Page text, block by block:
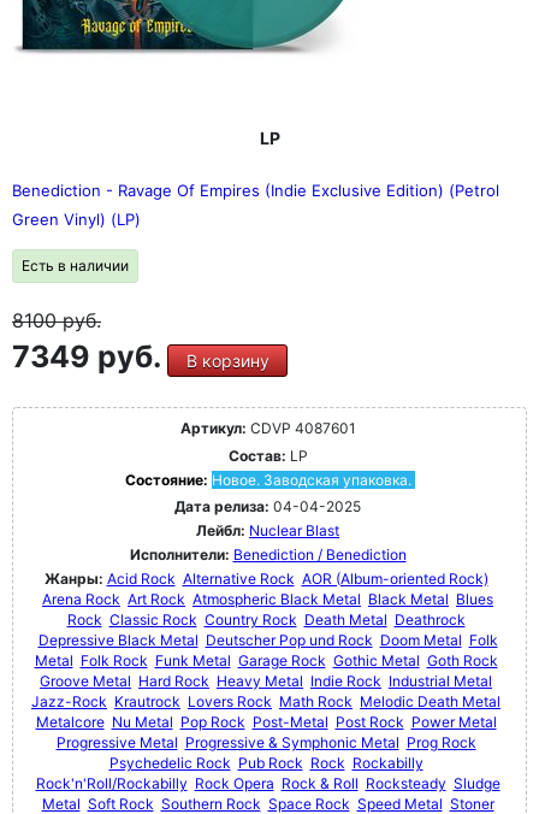
LP
Benediction - Ravage Of Empires (Indie Exclusive Edition) (Petrol
Green Vinyl) (LP)
Есть в наличии
8100руб.
7349 руб. В корзину
Артикул: CDVP 4087601
Состав: LP
Состояние: Новое. Заводская упаковка.
Дата релиза: 04-04-2025
Лейбл: Nuclear Blast
Исполнители: Benediction / Benediction
Жанры: Acid Rock Alternative Rock AOR (Album-oriented Rock)
Arena Rock Art Rock Atmospheric Black Metal Black Metal Blues
Rock Classic Rock Country Rock Death Metal Deathrock
Depressive Black Metal Deutscher Pop und Rock Doom Metal Folk
Metal Folk Rock Funk Metal Garage Rock Gothic Metal Goth Rock
Groove Metal Hard Rock Heavy Metal Indie Rock Industrial Metal
Jazz-Rock Krautrock Lovers Rock Math Rock Melodic Death Metal
Metalcore Nu Metal Pop Rock Post-Metal Post Rock Power Metal
Progressive Metal Progressive & Symphonic Metal Prog Rock
Psychedelic Rock Pub Rock Rock Rockabilly
Rock'n'Roll/Rockabilly Rock Opera Rock & Roll Rocksteady Sludge
Metal Soft Rock Southern Rock Space Rock Speed Metal Stoner